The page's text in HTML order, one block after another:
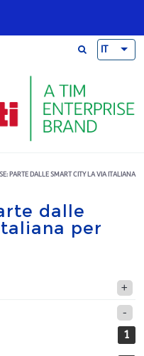
IT
PARTE DALLE SMART CITY LA VIA ITALIANA
dalle
per
1